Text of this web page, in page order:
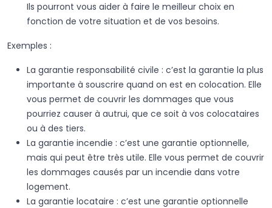
Ils pourront vous aider à faire le meilleur choix en
fonction de votre situation et de vos besoins.
Exemples :
La garantie responsabilité civile : c’est la garantie la plus
importante à souscrire quand on est en colocation. Elle
vous permet de couvrir les dommages que vous
pourriez causer à autrui, que ce soit à vos colocataires
ou à des tiers.
La garantie incendie : c’est une garantie optionnelle,
mais qui peut être très utile. Elle vous permet de couvrir
les dommages causés par un incendie dans votre
logement.
La garantie locataire : c’est une garantie optionnelle